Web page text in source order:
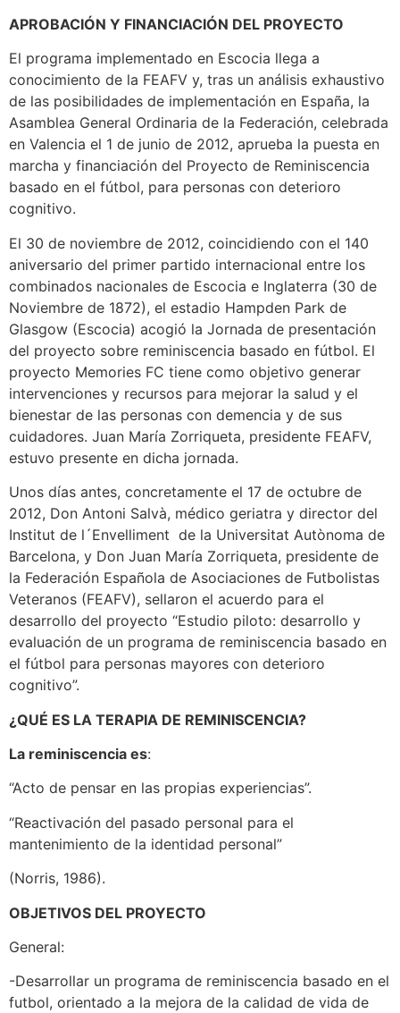
APROBACIÓN Y FINANCIACIÓN DEL PROYECTO
El programa implementado en Escocia llega a
conocimiento de la FEAFV y, tras un análisis exhaustivo
de las posibilidades de implementación en España, la
Asamblea General Ordinaria de la Federación, celebrada
en Valencia el 1 de junio de 2012, aprueba la puesta en
marcha y financiación del Proyecto de Reminiscencia
basado en el fútbol, para personas con deterioro
cognitivo.
El 30 de noviembre de 2012, coincidiendo con el 140
aniversario del primer partido internacional entre los
combinados nacionales de Escocia e Inglaterra (30 de
Noviembre de 1872), el estadio Hampden Park de
Glasgow (Escocia) acogió la Jornada de presentación
del proyecto sobre reminiscencia basado en fútbol. El
proyecto Memories FC tiene como objetivo generar
intervenciones y recursos para mejorar la salud y el
bienestar de las personas con demencia y de sus
cuidadores. Juan María Zorriqueta, presidente FEAFV,
estuvo presente en dicha jornada.
Unos días antes, concretamente el 17 de octubre de
2012, Don Antoni Salvà, médico geriatra y director del
Institut de l´Envelliment de la Universitat Autònoma de
Barcelona, y Don Juan María Zorriqueta, presidente de
la Federación Española de Asociaciones de Futbolistas
Veteranos (FEAFV), sellaron el acuerdo para el
desarrollo del proyecto “Estudio piloto: desarrollo y
evaluación de un programa de reminiscencia basado en
el fútbol para personas mayores con deterioro
cognitivo”.
¿QUÉ ES LA TERAPIA DE REMINISCENCIA?
La reminiscencia es:
“Acto de pensar en las propias experiencias”.
“Reactivación del pasado personal para el
mantenimiento de la identidad personal”
(Norris, 1986).
OBJETIVOS DEL PROYECTO
General:
-Desarrollar un programa de reminiscencia basado en el
futbol, orientado a la mejora de la calidad de vida de